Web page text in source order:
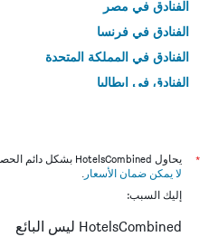
الفنادق في مصر
الفنادق في فرنسا
الفنادق في المملكة المتحدة
الفنادق في إيطاليا
*
يحاول HotelsCombined بشكل دائم الحصول على الأسعار الدقيقة، ولكن
لا يمكن ضمان الأسعار .
إليك السبب:
HotelsCombined ليس البائع